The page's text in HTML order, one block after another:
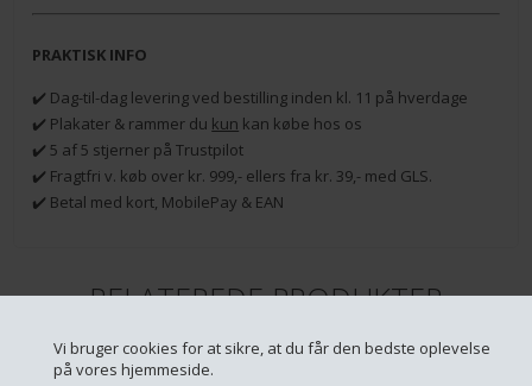
Vi bruger cookies for at sikre, at du får den bedste oplevelse
på vores hjemmeside.
PRAKTISK INFO
✔️ Dag-til-dag levering ved bestilling inden kl. 11 på hverdage
✔️ Plakater & rammer du kun kan købe hos os
✔️ 5 af 5 stjerner på Trustpilot
✔️ Fragtfri v. køb over kr. 999,- ellers fra kr. 39,- med GLS.
✔️ Betal med kort, MobilePay & EAN
RELATEREDE PRODUKTER